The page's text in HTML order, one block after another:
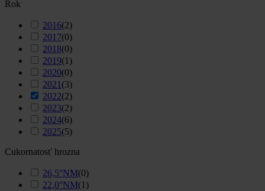
Rok
2016(2)
2017(0)
2018(0)
2019(1 )
2020(0)
2021 (3)
2022(2)
2023(2)
2024(6)
2025(5)
Cukornatosť hrozna
26,5°NM(0)
22,0°NM(1 )